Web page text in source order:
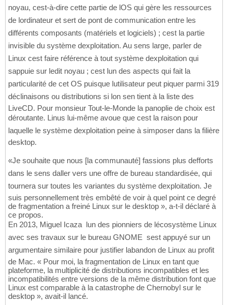
noyau, cest-à-dire cette partie de lOS qui gère les ressources
de lordinateur et sert de pont de communication entre les
différents composants (matériels et logiciels) ; cest la partie
invisible du système dexploitation. Au sens large, parler de
Linux cest faire référence à tout système dexploitation qui
sappuie sur ledit noyau ; cest lun des aspects qui fait la
particularité de cet OS puisque lutilisateur peut piquer parmi 319
déclinaisons ou distributions si lon sen tient à la liste des
LiveCD. Pour monsieur Tout-le-Monde la panoplie de choix est
déroutante. Linus lui-même avoue que cest la raison pour
laquelle le système dexploitation peine à simposer dans la filière
desktop.
«Je souhaite que nous [la communauté] fassions plus defforts
dans le sens daller vers une offre de bureau standardisée, qui
tournera sur toutes les variantes du système dexploitation. Je
suis personnellement très embêté de voir à quel point ce degré
de fragmentation a freiné Linux sur le desktop », a-t-il déclaré à
ce propos.
En 2013, Miguel Icaza  lun des pionniers de lécosystème Linux
avec ses travaux sur le bureau GNOME  sest appuyé sur un
argumentaire similaire pour justifier labandon de Linux au profit
de Mac. « Pour moi, la fragmentation de Linux en tant que
plateforme, la multiplicité de distributions incompatibles et les
incompatibilités entre versions de la même distribution font que
Linux est comparable à la catastrophe de Chernobyl sur le
desktop », avait-il lancé.